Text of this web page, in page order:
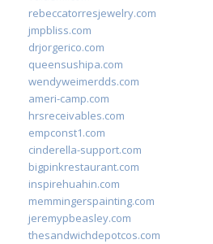
rebeccatorresjewelry.com
jmpbliss.com
drjorgerico.com
queensushipa.com
wendyweimerdds.com
ameri-camp.com
hrsreceivables.com
empconst1.com
cinderella-support.com
bigpinkrestaurant.com
inspirehuahin.com
memmingerspainting.com
jeremypbeasley.com
thesandwichdepotcos.com